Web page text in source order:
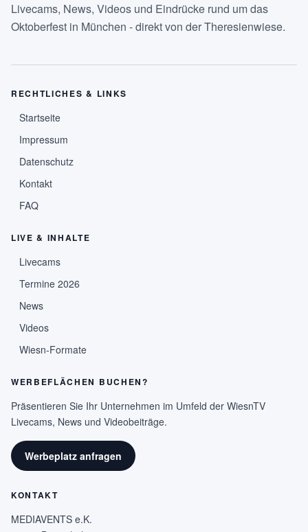
Livecams, News, Videos und Eindrücke rund um das
Oktoberfest in München - direkt von der Theresienwiese.
RECHTLICHES & LINKS
Startseite
Impressum
Datenschutz
Kontakt
FAQ
LIVE & INHALTE
Livecams
Termine 2026
News
Videos
Wiesn-Formate
WERBEFLÄCHEN BUCHEN?
Präsentieren Sie Ihr Unternehmen im Umfeld der WiesnTV
Livecams, News und Videobeiträge.
Werbeplatz anfragen
KONTAKT
MEDIAVENTS e.K.